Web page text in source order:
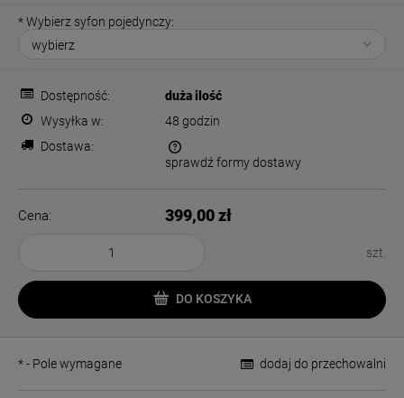
*Wybierz syfon pojedynczy:
Dostępność:
duża ilość
Wysyłka w:
48 godzin
Dostawa:
Cena nie zawiera ewentualnych kosztów płatności
sprawdź formy dostawy
Cena: 399,00 zł
szt.
DO KOSZYKA
dodaj do przechowalni
*- Pole wymagane